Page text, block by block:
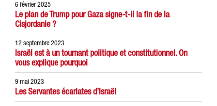
6 février 2025
Le plan de Trump pour Gaza signe-t-il la fin de la
Cisjordanie ?
12 septembre 2023
Israël est à un tournant politique et constitutionnel. On
vous explique pourquoi
9 mai 2023
Les Servantes écarlates d’Israël